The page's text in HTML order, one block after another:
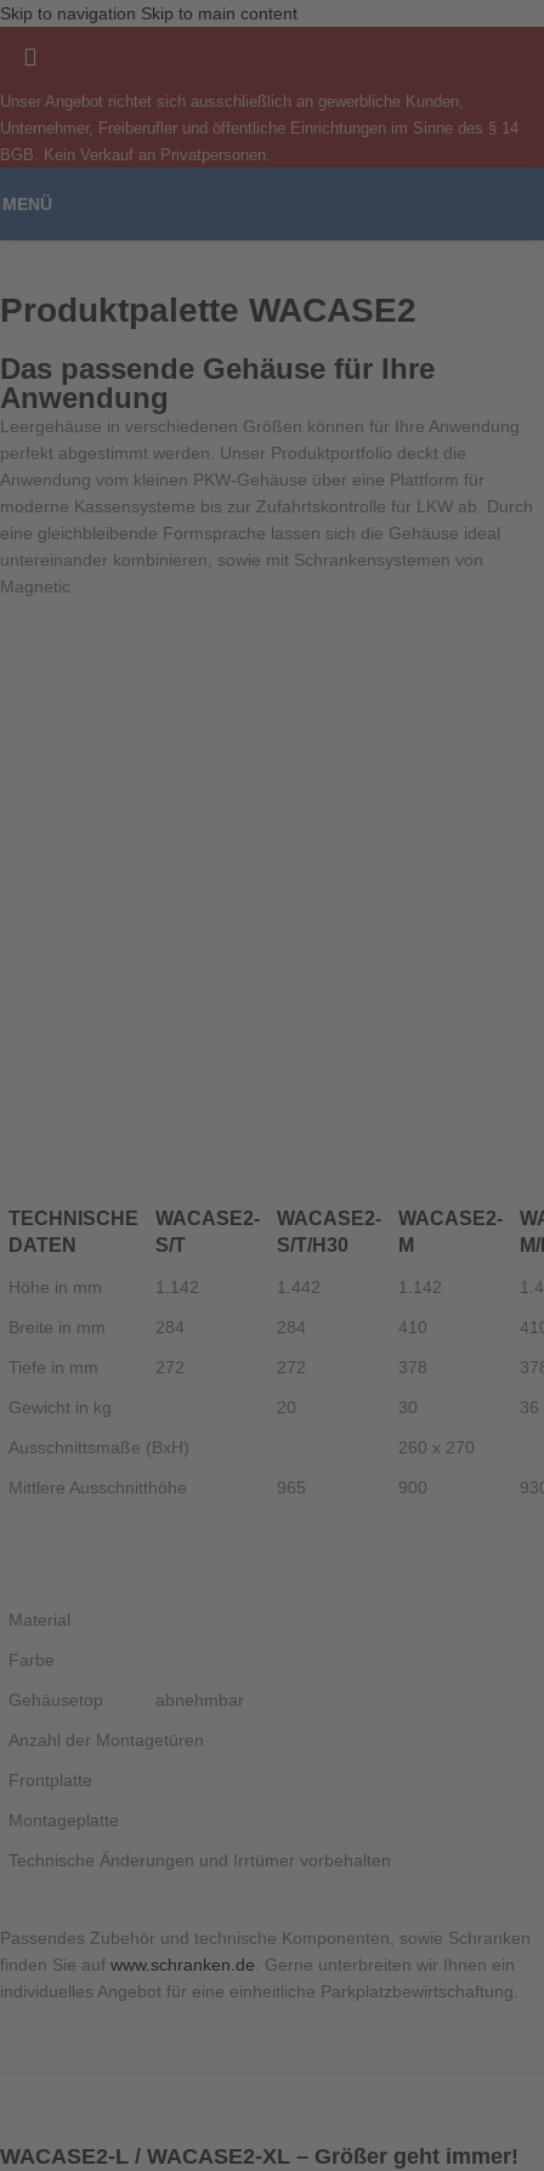
Skip to navigation Skip to main content
Unser Angebot richtet sich ausschließlich an gewerbliche Kunden,
Unternehmer, Freiberufler und öffentliche Einrichtungen im Sinne des § 14
BGB. Kein Verkauf an Privatpersonen.
MENÜ
Produktpalette WACASE2
Das passende Gehäuse für Ihre
Anwendung
Leergehäuse in verschiedenen Größen können für Ihre Anwendung
perfekt abgestimmt werden. Unser Produktportfolio deckt die
Anwendung vom kleinen PKW-Gehäuse über eine Plattform für
moderne Kassensysteme bis zur Zufahrtskontrolle für LKW ab. Durch
eine gleichbleibende Formsprache lassen sich die Gehäuse ideal
untereinander kombinieren, sowie mit Schrankensystemen von
Magnetic.
TECHNISCHE
DATEN
WACASE2-
S/T
WACASE2-
S/T/H30
WACASE2-
M
Höhe in mm 1.142 1.442 1.142
Breite in mm 284 284 410
Tiefe in mm 272 272 378
Gewicht in kg 20 30 36
Ausschnittsmaße (BxH) 260 x 270
Mittlere Ausschnitthöhe 965 900
Material
Farbe
Gehäusetop abnehmbar
Anzahl der Montagetüren
Frontplatte
Montageplatte
Technische Änderungen und Irrtümer vorbehalten
Passendes Zubehör und technische Komponenten, sowie Schranken
finden Sie auf www.schranken.de . Gerne unterbreiten wir Ihnen ein
individuelles Angebot für eine einheitliche Parkplatzbewirtschaftung.
WACASE2-L / WACASE2-XL – Größer geht immer!